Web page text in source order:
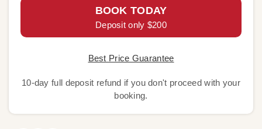
BOOK TODAY
Deposit only $200
Best Price Guarantee
10-day full deposit refund if you don't proceed with your
booking.